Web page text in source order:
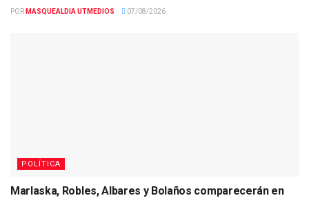
POR MASQUEALDIA UTMEDIOS 07/08/2026
POLÍTICA
Marlaska, Robles, Albares y Bolaños comparecerán en